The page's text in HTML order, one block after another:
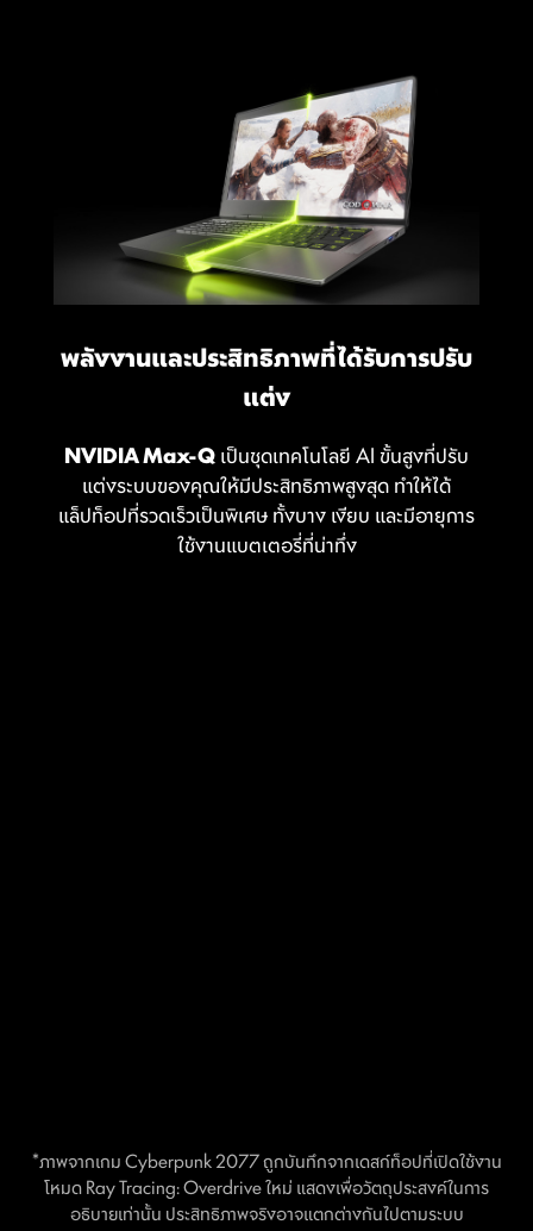
พลังงานและประสิทธิภาพที่ได้รับการปรับ
แต่ง
NVIDIA Max-Qเป็นชุดเทคโนโลยี AI ขั้นสูงที่ปรับ
แต่งระบบของคุณให้มีประสิทธิภาพสูงสุด ทำให้ได้
แล็ปท็อปที่รวดเร็วเป็นพิเศษ ทั้งบาง เงียบ และมีอายุการ
ใช้งานแบตเตอรี่ที่น่าทึ่ง
*ภาพจากเกม Cyberpunk 2077 ถูกบันทึกจากเดสก์ท็อปที่เปิดใช้งาน
โหมด Ray Tracing: Overdrive ใหม่ แสดงเพื่อวัตถุประสงค์ในการ
อธิบายเท่านั้น ประสิทธิภาพจริงอาจแตกต่างกันไปตามระบบ